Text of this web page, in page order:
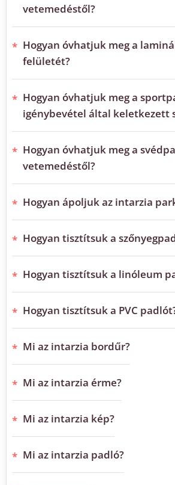
vetemedéstől?
Hogyan óvhatjuk meg a
felületét?
Hogyan óvhatjuk meg a
igénybevétel által keletkezett
Hogyan óvhatjuk meg a
vetemedéstől?
Hogyan ápoljuk az intarzia
Hogyan tisztítsuk a
Hogyan tisztítsuk a linóleum
Hogyan tisztítsuk a PVC
Mi az intarzia bordűr?
Mi az intarzia érme?
Mi az intarzia kép?
Mi az intarzia padló?